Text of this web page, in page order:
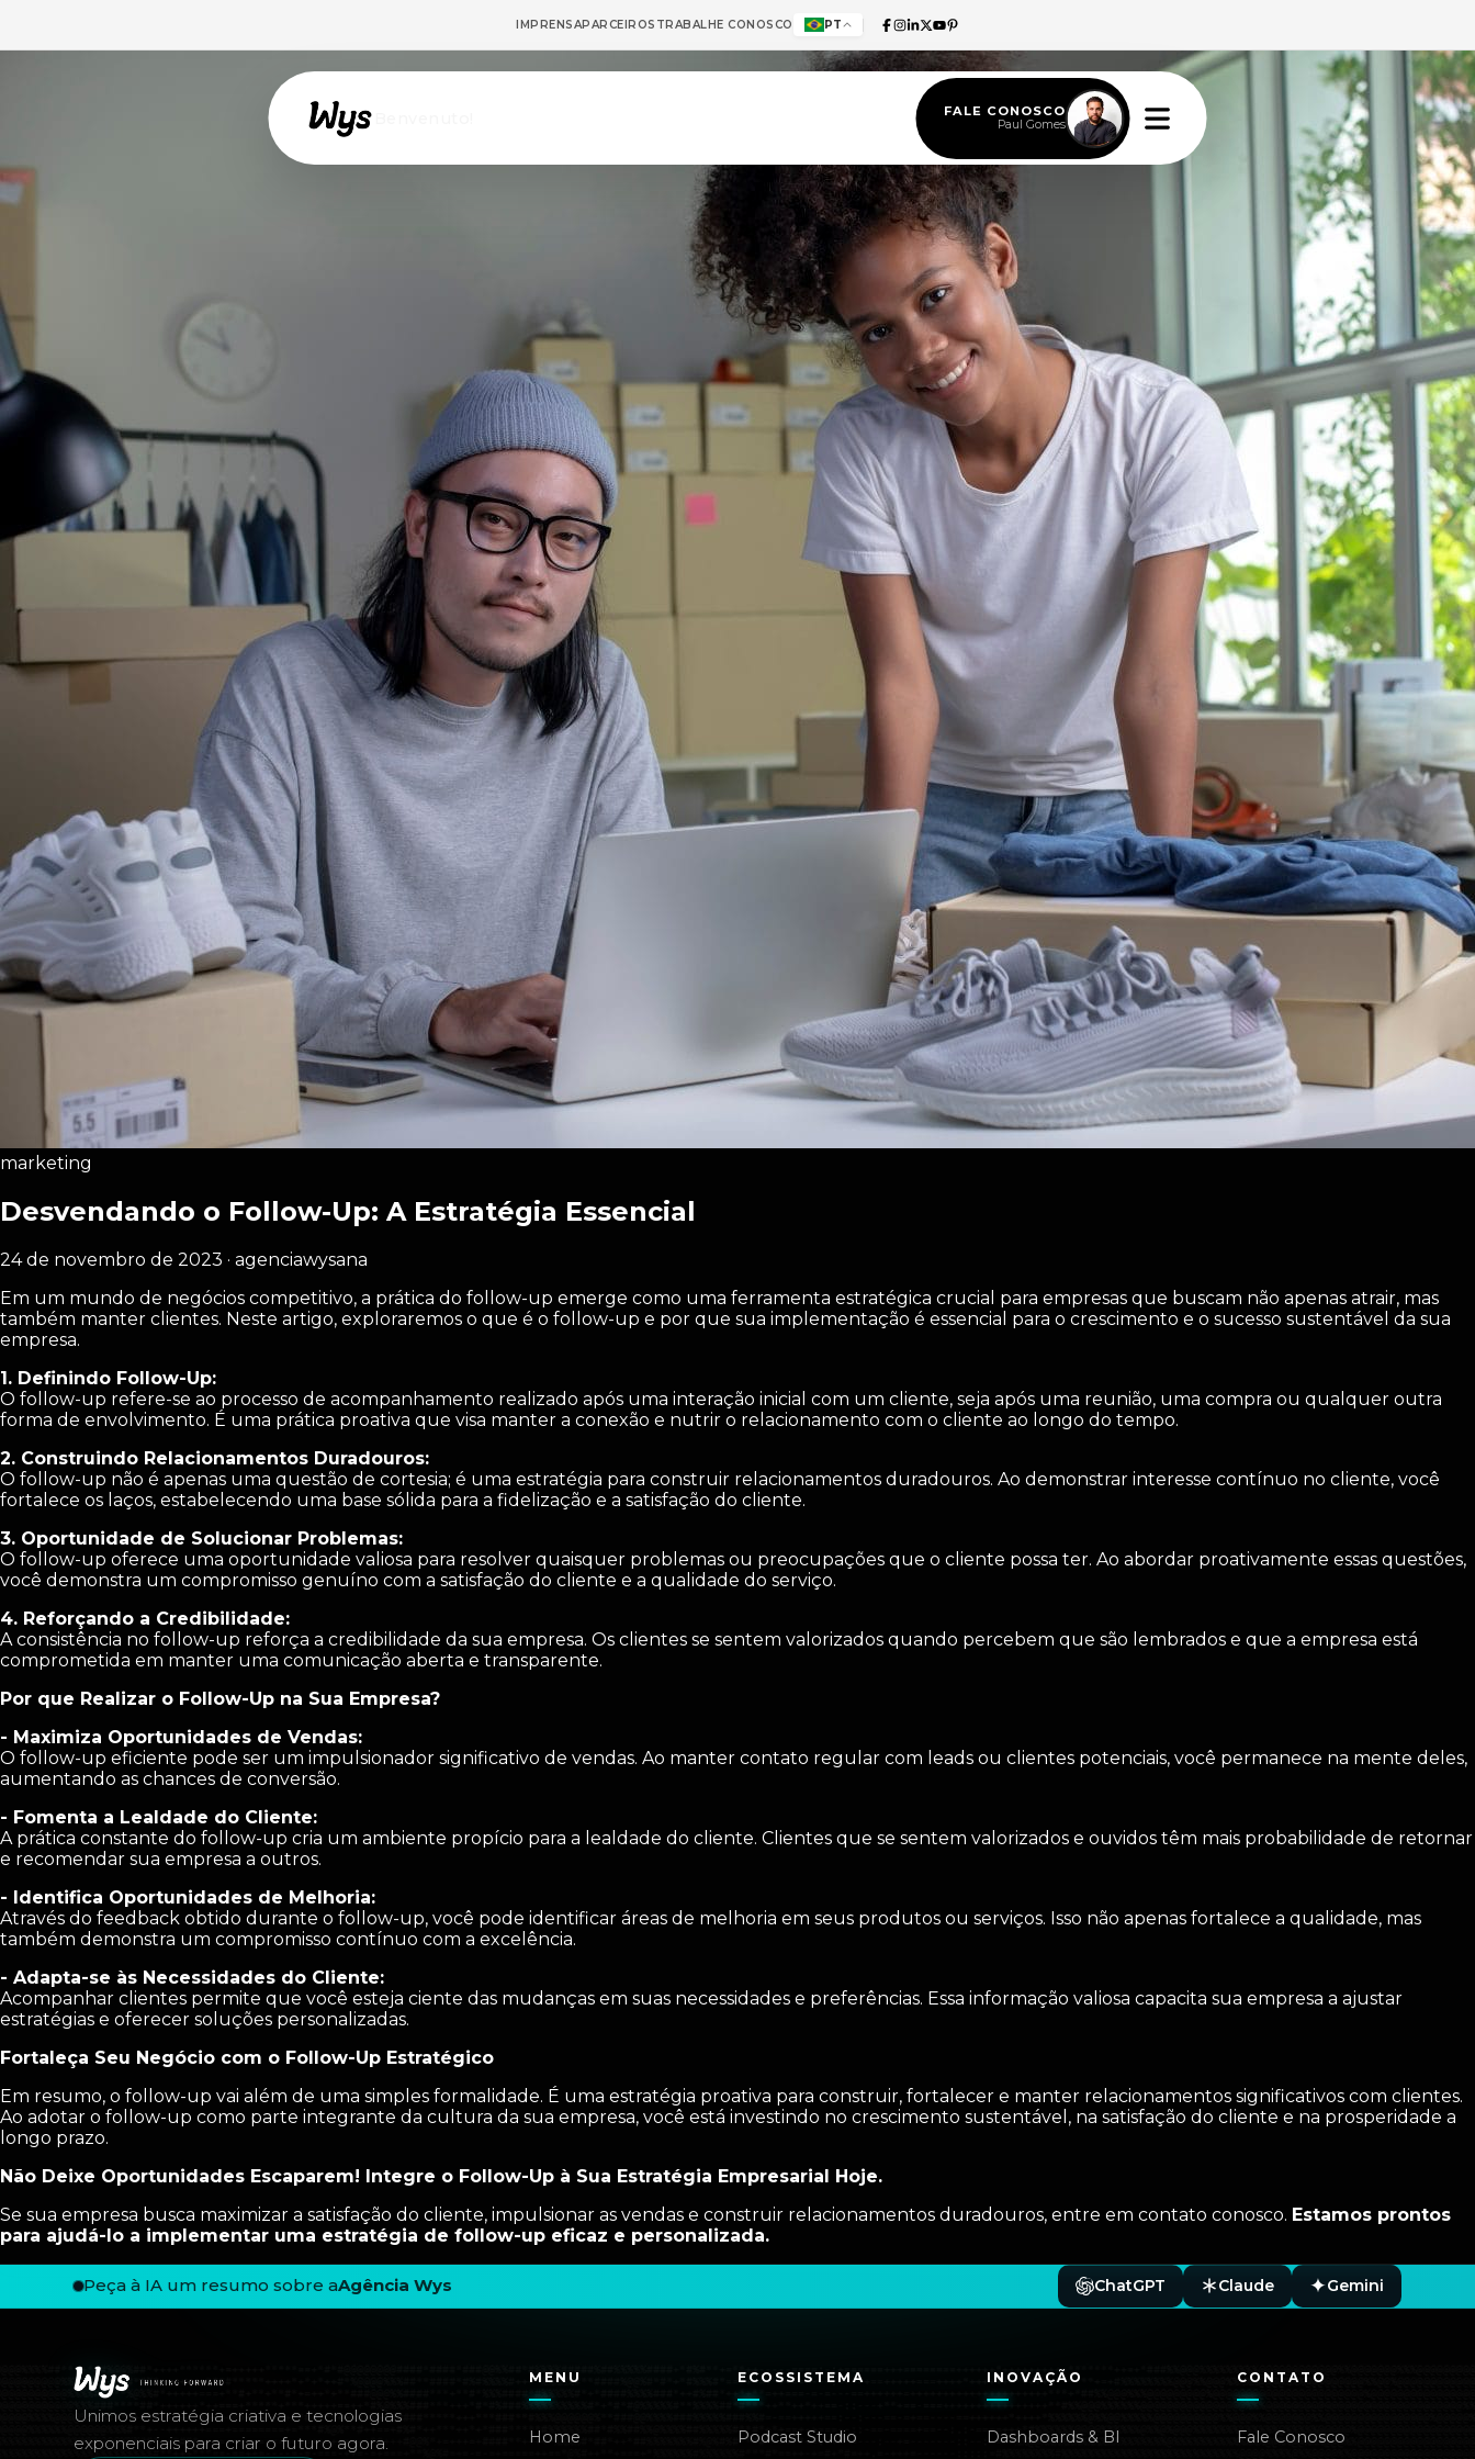
IMPRENSAPARCEIROS TRABALHE CONOSCO PT
FALE CONOSCO
Paul Gomes
marketing
Desvendando o Follow-Up: A Estratégia Essencial
24 de novembro de 2023 · agenciawysana
Em um mundo de negócios competitivo, a prática do follow-up emerge como uma ferramenta estratégica crucial para empresas que buscam não apenas atrair, mas
também manter clientes. Neste artigo, exploraremos o que é o follow-up e por que sua implementação é essencial para o crescimento e o sucesso sustentável da sua
empresa.
1. Definindo Follow-Up:
O follow-up refere-se ao processo de acompanhamento realizado após uma interação inicial com um cliente, seja após uma reunião, uma compra ou qualquer outra
forma de envolvimento. É uma prática proativa que visa manter a conexão e nutrir o relacionamento com o cliente ao longo do tempo.
2. Construindo Relacionamentos Duradouros:
O follow-up não é apenas uma questão de cortesia; é uma estratégia para construir relacionamentos duradouros. Ao demonstrar interesse contínuo no cliente, você
fortalece os laços, estabelecendo uma base sólida para a fidelização e a satisfação do cliente.
3. Oportunidade de Solucionar Problemas:
O follow-up oferece uma oportunidade valiosa para resolver quaisquer problemas ou preocupações que o cliente possa ter. Ao abordar proativamente essas questões,
você demonstra um compromisso genuíno com a satisfação do cliente e a qualidade do serviço.
4. Reforçando a Credibilidade:
A consistência no follow-up reforça a credibilidade da sua empresa. Os clientes se sentem valorizados quando percebem que são lembrados e que a empresa está
comprometida em manter uma comunicação aberta e transparente.
Por que Realizar o Follow-Up na Sua Empresa?
- Maximiza Oportunidades de Vendas:
O follow-up eficiente pode ser um impulsionador significativo de vendas. Ao manter contato regular com leads ou clientes potenciais, você permanece na mente deles,
aumentando as chances de conversão.
- Fomenta a Lealdade do Cliente:
A prática constante do follow-up cria um ambiente propício para a lealdade do cliente. Clientes que se sentem valorizados e ouvidos têm mais probabilidade de retornar
e recomendar sua empresa a outros.
- Identifica Oportunidades de Melhoria:
Através do feedback obtido durante o follow-up, você pode identificar áreas de melhoria em seus produtos ou serviços. Isso não apenas fortalece a qualidade, mas
também demonstra um compromisso contínuo com a excelência.
- Adapta-se às Necessidades do Cliente:
Acompanhar clientes permite que você esteja ciente das mudanças em suas necessidades e preferências. Essa informação valiosa capacita sua empresa a ajustar
estratégias e oferecer soluções personalizadas.
Fortaleça Seu Negócio com o Follow-Up Estratégico
Em resumo, o follow-up vai além de uma simples formalidade. É uma estratégia proativa para construir, fortalecer e manter relacionamentos significativos com clientes.
Ao adotar o follow-up como parte integrante da cultura da sua empresa, você está investindo no crescimento sustentável, na satisfação do cliente e na prosperidade a
longo prazo.
Não Deixe Oportunidades Escaparem! Integre o Follow-Up à Sua Estratégia Empresarial Hoje.
Se sua empresa busca maximizar a satisfação do cliente, impulsionar as vendas e construir relacionamentos duradouros, entre em contato conosco. Estamos prontos
para ajudá-lo a implementar uma estratégia de follow-up eficaz e personalizada.
Rodapé — Agência Wys
Peça à IA um resumo sobre aAgência Wys ChatGPT Claude Gemini
Unimos estratégia criativa e tecnologias
exponenciais para criar o futuro agora.
MENU
Home
ECOSSISTEMA
Podcast Studio
INOVAÇÃO
Dashboards & BI
CONTATO
Fale Conosco